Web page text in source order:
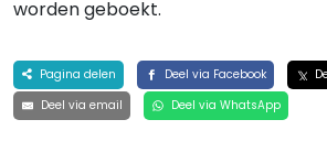
worden geboekt.
Pagina delen Deel via Facebook
Deel via email
Deel via WhatsApp